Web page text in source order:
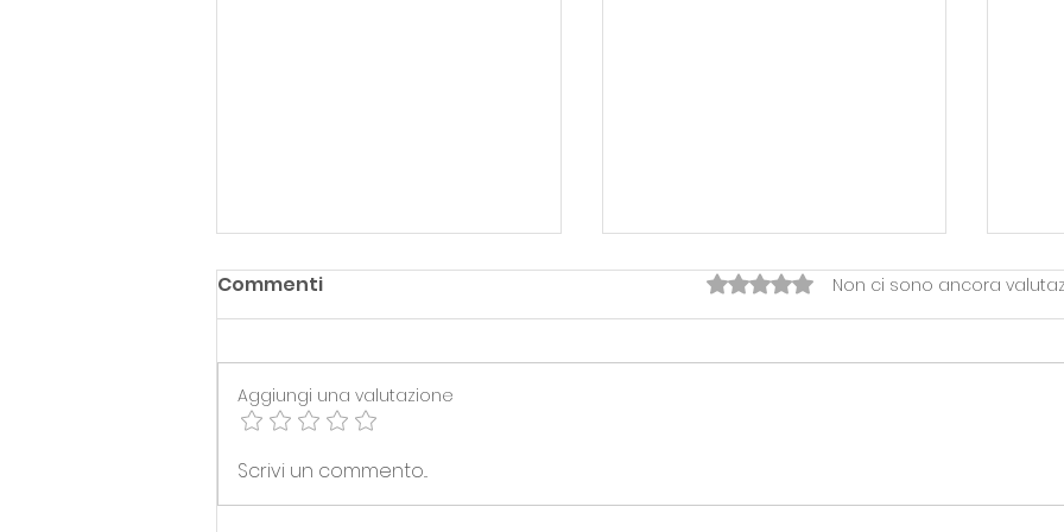
DR2 > RESOCONTO DELLA
STAGIONE
SELVAZZANO 81-79
Commenti Valutazione 0 stelle su 5.
Non ci sono ancora
Aggiungi una valutazione
Scrivi un commento...